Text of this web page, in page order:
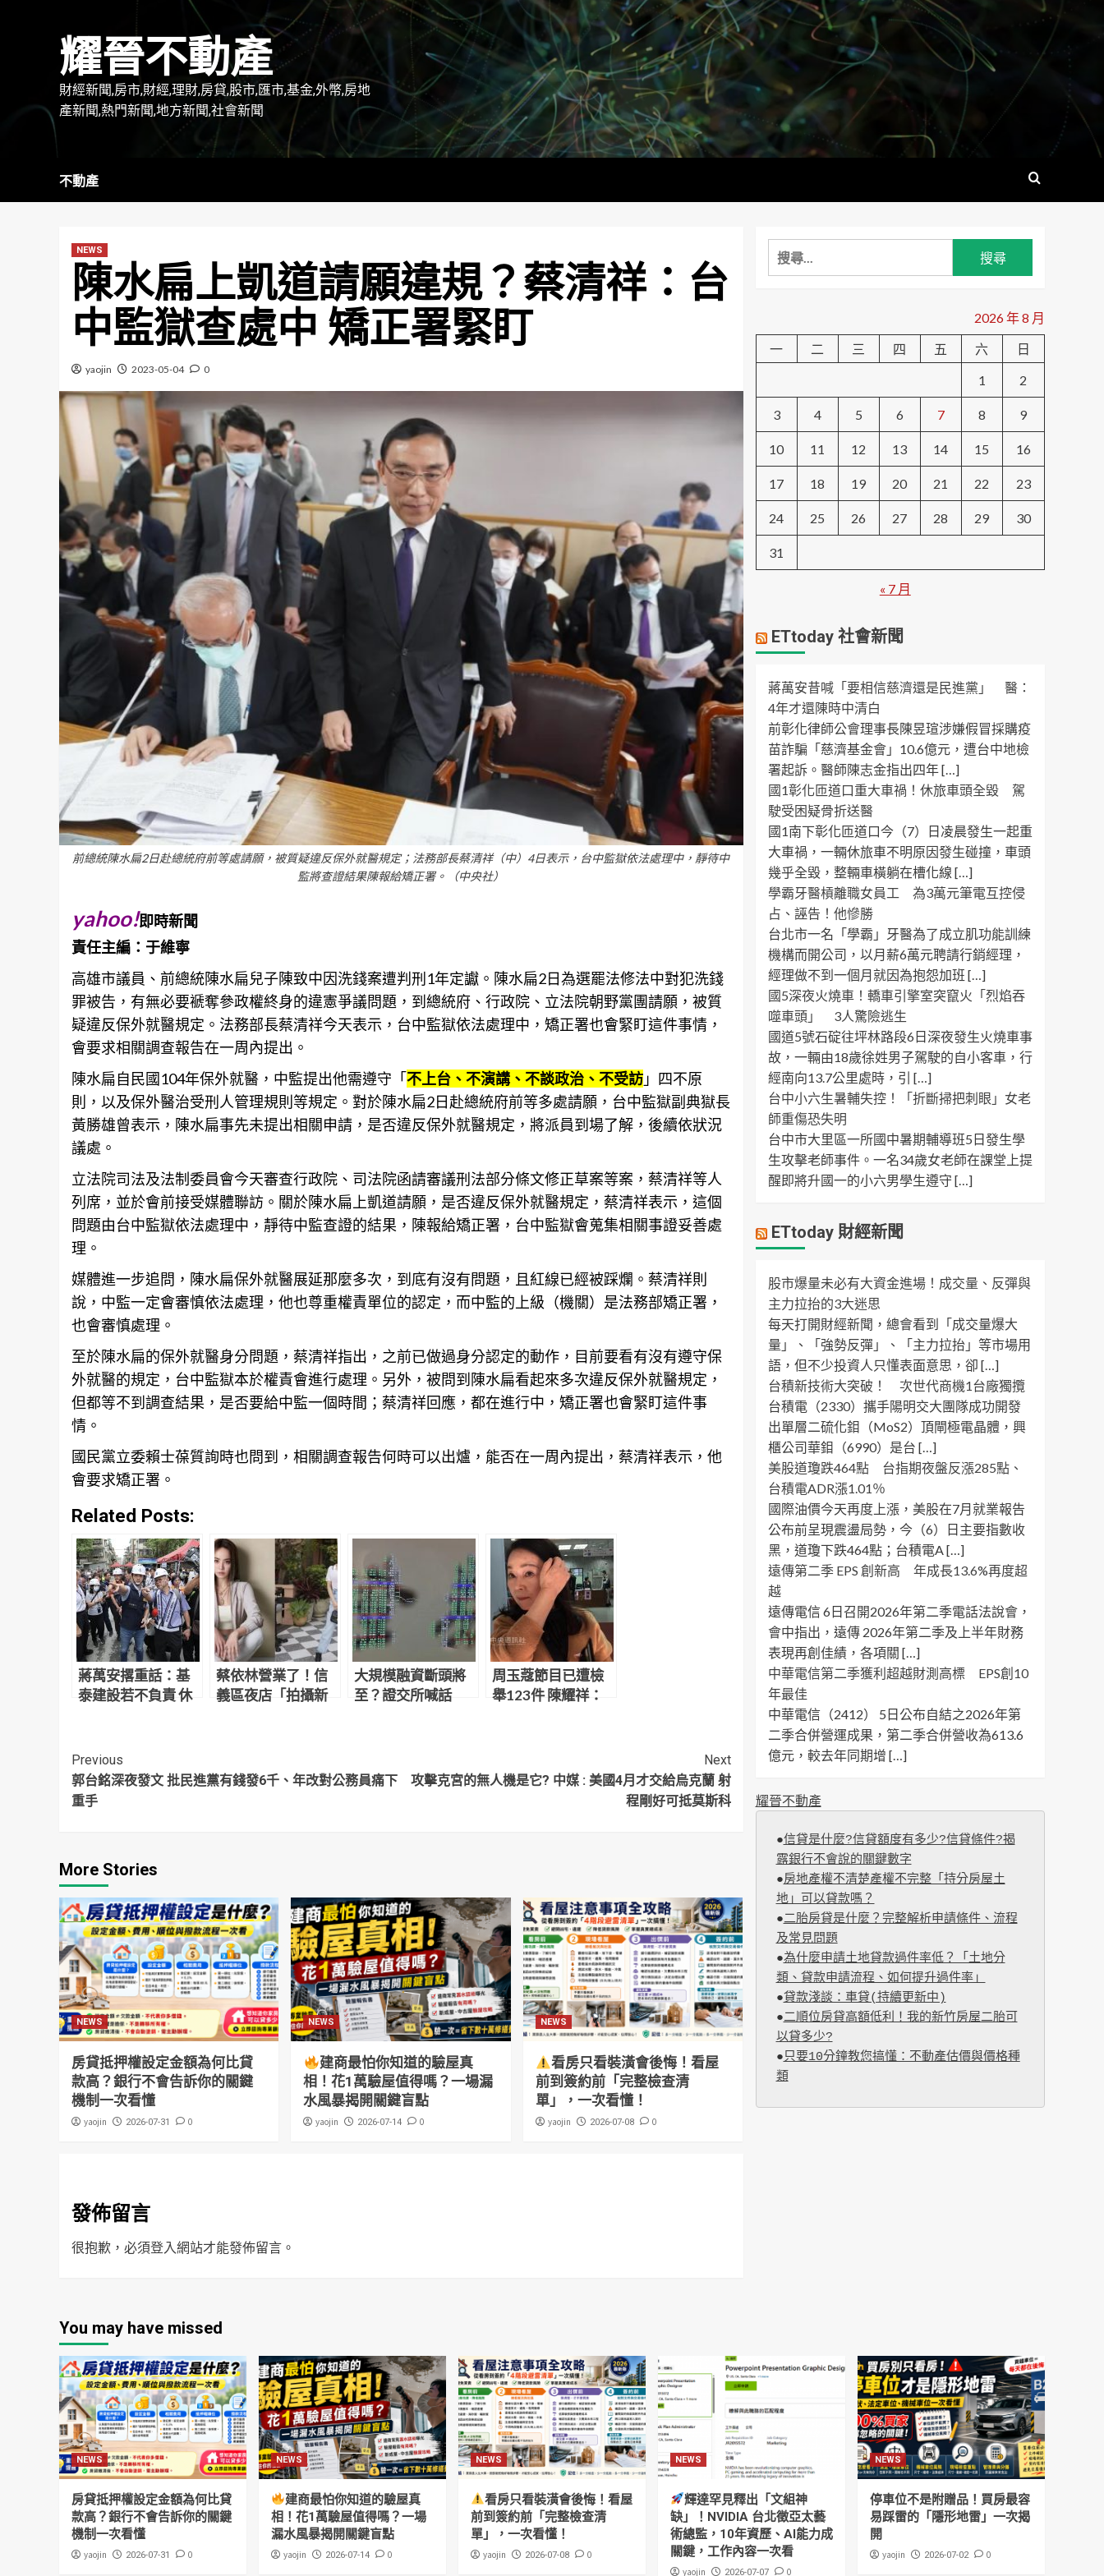
耀晉不動產
財經新聞,房市,財經,理財,房貸,股市,匯市,基金,外幣,房地
產新聞,熱門新聞,地方新聞,社會新聞
不動產
NEWS
陳水扁上凱道請願違規？蔡清祥：台
中監獄查處中 矯正署緊盯
yaojin 2023-05-04 0
前總統陳水扁2日赴總統府前等處請願，被質疑違反保外就醫規定；法務部長蔡清祥（中）4日表示，台中監獄依法處理中，靜待中
監將查證結果陳報給矯正署。（中央社）
yahoo!即時新聞
責任主編：于維寧
高雄市議員、前總統陳水扁兒子陳致中因洗錢案遭判刑1年定讞。陳水扁2日為選罷法修法中對犯洗錢
罪被告，有無必要褫奪參政權終身的違憲爭議問題，到總統府、行政院、立法院朝野黨團請願，被質
疑違反保外就醫規定。法務部長蔡清祥今天表示， 台中監獄依法處理中，矯正署也會緊盯這件事情，
會要求相關調查報告在一周內提出。
陳水扁自民國104年保外就醫，中監提出他需遵守「不上台、不演講、不談政治、不受訪 」四不原
則，以及保外醫治受刑人管理規則等規定。對於陳水扁2日赴總統府前等多處請願， 台中監獄副典獄長
黃勝雄曾表示，陳水扁事先未提出相關申請，是否違反保外就醫規定，將派員到場了解，後續依狀況
議處。
立法院司法及法制委員會今天審查行政院、司法院函請審議刑法部分條文修正草案等案，蔡清祥等人
列席，並於會前接受媒體聯訪。關於陳水扁上凱道請願，是否違反保外就醫規定，蔡清祥表示，這個
問題由台中監獄依法處理中，靜待中監查證的結果，陳報給矯正署， 台中監獄會蒐集相關事證妥善處
理。
媒體進一步追問，陳水扁保外就醫展延那麼多次，到底有沒有問題，且紅線已經被踩爛。蔡清祥則
說，中監一定會審慎依法處理，他也尊重權責單位的認定，而中監的上級（機關）是法務部矯正署，
也會審慎處理。
至於陳水扁的保外就醫身分問題，蔡清祥指出，之前已做過身分認定的動作，目前要看有沒有遵守保
外就醫的規定， 台中監獄本於權責會進行處理。另外，被問到陳水扁看起來多次違反保外就醫規定，
但都等不到調查結果，是否要給中監一個時間；蔡清祥回應，都在進行中，矯正署也會緊盯這件事
情。
國民黨立委賴士葆質詢時也問到，相關調查報告何時可以出爐，能否在一周內提出，蔡清祥表示，他
會要求矯正署。
Related Posts:
蔣萬安撂重話：基
泰建設若不負責 休
蔡依林營業了！信
義區夜店「拍攝新
大規模融資斷頭將
至？證交所喊話
周玉蔻節目已遭檢
舉123件 陳耀祥：
Continue
Reading
Previous
郭台銘深夜發文 批民進黨有錢發6千、年改對公務員痛下
重手
Next
攻擊克宮的無人機是它? 中媒 : 美國4月才交給烏克蘭 射
程剛好可抵莫斯科
More Stories
NEWS
房貸抵押權設定金額為何比貸
款高？銀行不會告訴你的關鍵
機制一次看懂
yaojin 2026-07-31 0
NEWS
建商最怕你知道的驗屋真
相！花1萬驗屋值得嗎？一場漏
水風暴揭開關鍵盲點
yaojin 2026-07-14 0
NEWS
看房只看裝潢會後悔！看屋
前到簽約前「完整檢查清
單」，一次看懂！
yaojin 2026-07-08 0
發佈留言
很抱歉，必須登入網站才能發佈留言。
搜
尋
字:
2026 年 8 月
一
二 三 四 五 六
日
1
2
3 4 5 6 7 8 9
10 11 12 13 14 15 16
17 18 19 20 21 22 23
24 25 26 27 28 29 30
31
« 7 月
ETtoday 社會新聞
蔣萬安昔喊「要相信慈濟還是民進黨」 醫：
4年才還陳時中清白
前彰化律師公會理事長陳昱瑄涉嫌假冒採購疫
苗詐騙「慈濟基金會」10.6億元，遭台中地檢
署起訴。醫師陳志金指出四年 […]
國1彰化匝道口重大車禍！休旅車頭全毀 駕
駛受困疑骨折送醫
國1南下彰化匝道口今（7）日凌晨發生一起重
大車禍，一輛休旅車不明原因發生碰撞，車頭
幾乎全毀，整輛車橫躺在槽化線 […]
學霸牙醫槓離職女員工 為3萬元筆電互控侵
占、誣告！他慘勝
台北市一名「學霸」牙醫為了成立肌功能訓練
機構而開公司，以月薪6萬元聘請行銷經理，
經理做不到一個月就因為抱怨加班 […]
國5深夜火燒車！轎車引擎室突竄火「烈焰吞
噬車頭」 3人驚險逃生
國道5號石碇往坪林路段6日深夜發生火燒車事
故，一輛由18歲徐姓男子駕駛的自小客車，行
經南向13.7公里處時，引 […]
台中小六生暑輔失控！「折斷掃把刺眼」女老
師重傷恐失明
台中市大里區一所國中暑期輔導班5日發生學
生攻擊老師事件。一名34歲女老師在課堂上提
醒即將升國一的小六男學生遵守 […]
ETtoday 財經新聞
股市爆量未必有大資金進場！成交量、反彈與
主力拉抬的3大迷思
每天打開財經新聞，總會看到「成交量爆大
量」、「強勢反彈」、「主力拉抬」等市場用
語，但不少投資人只懂表面意思，卻 […]
台積新技術大突破！ 次世代商機1台廠獨攬
台積電（2330）攜手陽明交大團隊成功開發
出單層二硫化鉬（MoS2）頂閘極電晶體，興
櫃公司華鉬（6990）是台 […]
美股道瓊跌464點 台指期夜盤反漲285點、
台積電ADR漲1.01％
國際油價今天再度上漲，美股在7月就業報告
公布前呈現震盪局勢，今（6）日主要指數收
黑，道瓊下跌464點；台積電A […]
遠傳第二季 EPS 創新高 年成長13.6%再度超
越
遠傳電信 6日召開2026年第二季電話法說會，
會中指出，遠傳 2026年第二季及上半年財務
表現再創佳績，各項關 […]
中華電信第二季獲利超越財測高標 EPS創10
年最佳
中華電信（2412） 5日公布自結之2026年第
二季合併營運成果，第二季合併營收為613.6
億元，較去年同期增 […]
耀晉不動產
●信貸是什麼?信貸額度有多少?信貸條件?揭
露銀行不會說的關鍵數字
●房地產權不清楚產權不完整「持分房屋土
地」可以貸款嗎？
●二胎房貸是什麼？完整解析申請條件、流程
及常見問題
●為什麼申請土地貸款過件率低？「土地分
類、貸款申請流程、如何提升過件率」
●貸款淺談：車貸(持續更新中)
●二順位房貸高額低利！我的新竹房屋二胎可
以貸多少?
●只要10分鐘教您搞懂：不動產估價與價格種
類
You may have missed
NEWS
房貸抵押權設定金額為何比貸
款高？銀行不會告訴你的關鍵
機制一次看懂
yaojin 2026-07-31 0
NEWS
建商最怕你知道的驗屋真
相！花1萬驗屋值得嗎？一場
漏水風暴揭開關鍵盲點
yaojin 2026-07-14 0
NEWS
看房只看裝潢會後悔！看屋
前到簽約前「完整檢查清
單」，一次看懂！
yaojin 2026-07-08 0
NEWS
輝達罕見釋出「文組神
缺」！NVIDIA 台北徵亞太藝
術總監，10年資歷、AI能力成
關鍵，工作內容一次看
yaojin 2026-07-07 0
NEWS
停車位不是附贈品！買房最容
易踩雷的「隱形地雷」一次揭
開
yaojin 2026-07-02 0